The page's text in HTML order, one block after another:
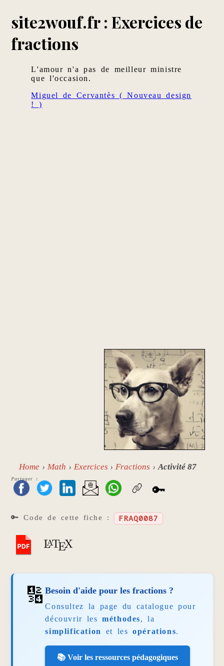
site2wouf.fr : Exercices de
fractions
L'amour n'a pas de meilleur ministre
que l'occasion.
Miguel de Cervantès ( Nouveau design
! )
Home Math Exercices Fractions Activité 87
Partager :
🔑
🔑 Code de cette fiche : FRAQ0087
🔢Besoin d'aide pour les fractions ?
Consultez la page du catalogue pour
découvrir lesméthodes, la
simplification
et lesopérations.
📚 Voir les ressources pédagogiques